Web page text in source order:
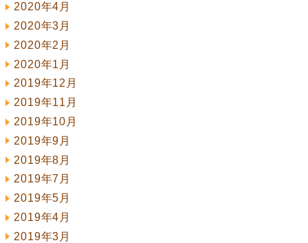
2020年4月
2020年3月
2020年2月
2020年1月
2019年12月
2019年11月
2019年10月
2019年9月
2019年8月
2019年7月
2019年5月
2019年4月
2019年3月